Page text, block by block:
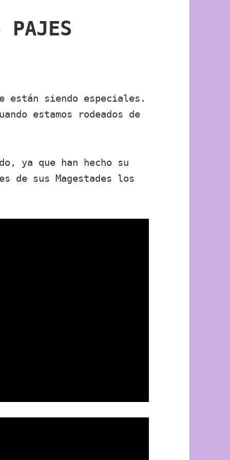
PAJES
siendo especiales.
estamos rodeados de
ya que han hecho su
de sus Magestades los